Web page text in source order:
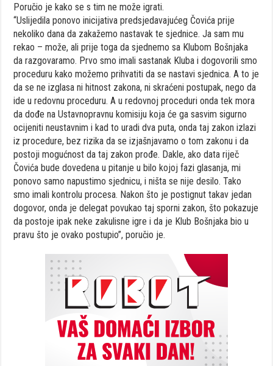
Poručio je kako se s tim ne može igrati.
“Uslijedila ponovo inicijativa predsjedavajućeg Čovića prije
nekoliko dana da zakažemo nastavak te sjednice. Ja sam mu
rekao – može, ali prije toga da sjednemo sa Klubom Bošnjaka
da razgovaramo. Prvo smo imali sastanak Kluba i dogovorili smo
proceduru kako možemo prihvatiti da se nastavi sjednica. A to je
da se ne izglasa ni hitnost zakona, ni skraćeni postupak, nego da
ide u redovnu proceduru. A u redovnoj proceduri onda tek mora
da dođe na Ustavnopravnu komisiju koja će ga sasvim sigurno
ocijeniti neustavnim i kad to uradi dva puta, onda taj zakon izlazi
iz procedure, bez rizika da se izjašnjavamo o tom zakonu i da
postoji mogućnost da taj zakon prođe. Dakle, ako data riječ
Čovića bude dovedena u pitanje u bilo kojoj fazi glasanja, mi
ponovo samo napustimo sjednicu, i ništa se nije desilo. Tako
smo imali kontrolu procesa. Nakon što je postignut takav jedan
dogovor, onda je delegat povukao taj sporni zakon, što pokazuje
da postoje ipak neke zakulisne igre i da je Klub Bošnjaka bio u
pravu što je ovako postupio”, poručio je.